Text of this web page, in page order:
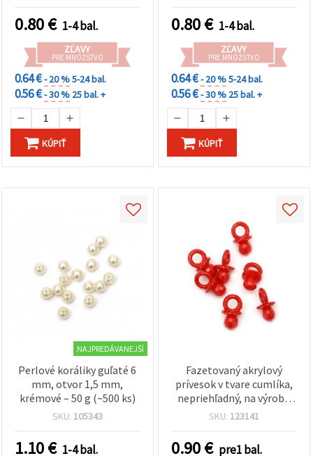
0.80€ 1-4 bal.
ZĽAVY
PRE MNOŽSTVO
0.64 €- 20 %5-24 bal.
0.56 €- 30 % 25 bal. +
KÚPIŤ
handmade
0.80€ 1-4 bal.
ZĽAVY
PRE MNOŽSTVO
0.64 €- 20 %5-24 bal.
0.56 €- 30 % 25 bal. +
KÚPIŤ
NAJPREDÁVANEJŠÍ
Perlové koráliky guľaté 6
mm, otvor 1,5 mm,
krémové – 50 g (~500 ks)
SKU: 105343
1.10€ 1-4 bal.
Fazetovaný akrylový
prívesok v tvare cumlíka,
nepriehľadný, na výrobu
šperkov a DIY tvorenie,
červený, 50 g (~60 ks)
SKU: 123141
0.90€ pre1 bal.